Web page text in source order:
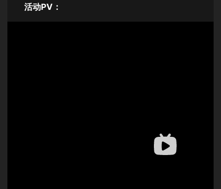
活动PV：